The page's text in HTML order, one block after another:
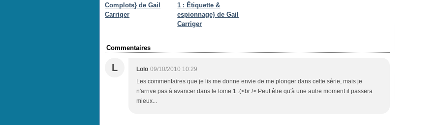
Complots} de Gail
Carriger
1 : Étiquette &
espionnage} de Gail
Carriger
Commentaires
L Lolo 09/10/2010 10:29
Les commentaires que je lis me donne envie de me plonger dans cette série, mais je
n'arrive pas à avancer dans le tome 1 :(<br /> Peut être qu'à une autre moment il passera
mieux...